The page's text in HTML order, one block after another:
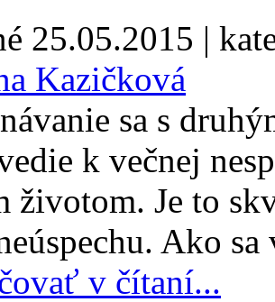
25.05.2015 |
Kazičková
sa s
k večnej
životom. Je to
Ako
v čítaní...